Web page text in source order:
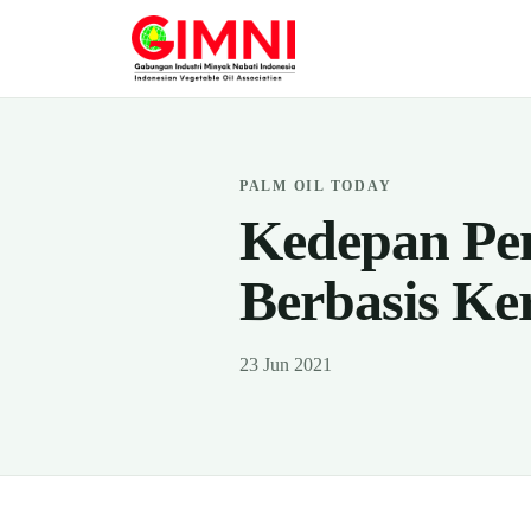
PALM OIL TODAY
Kedepan
Berbasis
23 Jun 2021